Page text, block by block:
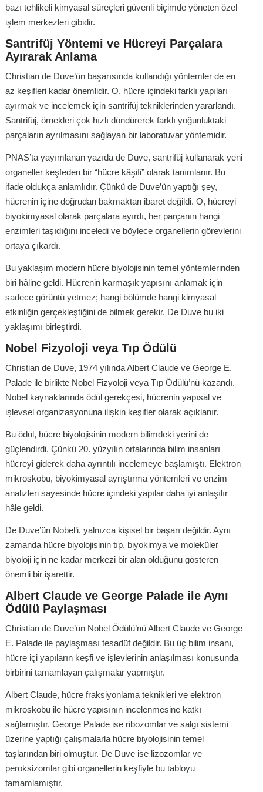
bazı tehlikeli kimyasal süreçleri güvenli biçimde yöneten özel
işlem merkezleri gibidir.
Santrifüj Yöntemi ve Hücreyi Parçalara
Ayırarak Anlama
Christian de Duve’ün başarısında kullandığı yöntemler de en
az keşifleri kadar önemlidir. O, hücre içindeki farklı yapıları
ayırmak ve incelemek için santrifüj tekniklerinden yararlandı.
Santrifüj, örnekleri çok hızlı döndürerek farklı yoğunluktaki
parçaların ayrılmasını sağlayan bir laboratuvar yöntemidir.
PNAS’ta yayımlanan yazıda de Duve, santrifüj kullanarak yeni
organeller keşfeden bir “hücre kâşifi” olarak tanımlanır. Bu
ifade oldukça anlamlıdır. Çünkü de Duve’ün yaptığı şey,
hücrenin içine doğrudan bakmaktan ibaret değildi. O, hücreyi
biyokimyasal olarak parçalara ayırdı, her parçanın hangi
enzimleri taşıdığını inceledi ve böylece organellerin görevlerini
ortaya çıkardı.
Bu yaklaşım modern hücre biyolojisinin temel yöntemlerinden
biri hâline geldi. Hücrenin karmaşık yapısını anlamak için
sadece görüntü yetmez; hangi bölümde hangi kimyasal
etkinliğin gerçekleştiğini de bilmek gerekir. De Duve bu iki
yaklaşımı birleştirdi.
Nobel Fizyoloji veya Tıp Ödülü
Christian de Duve, 1974 yılında Albert Claude ve George E.
Palade ile birlikte Nobel Fizyoloji veya Tıp Ödülü’nü kazandı.
Nobel kaynaklarında ödül gerekçesi, hücrenin yapısal ve
işlevsel organizasyonuna ilişkin keşifler olarak açıklanır.
Bu ödül, hücre biyolojisinin modern bilimdeki yerini de
güçlendirdi. Çünkü 20. yüzyılın ortalarında bilim insanları
hücreyi giderek daha ayrıntılı incelemeye başlamıştı. Elektron
mikroskobu, biyokimyasal ayrıştırma yöntemleri ve enzim
analizleri sayesinde hücre içindeki yapılar daha iyi anlaşılır
hâle geldi.
De Duve’ün Nobel’i, yalnızca kişisel bir başarı değildir. Aynı
zamanda hücre biyolojisinin tıp, biyokimya ve moleküler
biyoloji için ne kadar merkezi bir alan olduğunu gösteren
önemli bir işarettir.
Albert Claude ve George Palade ile Aynı
Ödülü Paylaşması
Christian de Duve’ün Nobel Ödülü’nü Albert Claude ve George
E. Palade ile paylaşması tesadüf değildir. Bu üç bilim insanı,
hücre içi yapıların keşfi ve işlevlerinin anlaşılması konusunda
birbirini tamamlayan çalışmalar yapmıştır.
Albert Claude, hücre fraksiyonlama teknikleri ve elektron
mikroskobu ile hücre yapısının incelenmesine katkı
sağlamıştır. George Palade ise ribozomlar ve salgı sistemi
üzerine yaptığı çalışmalarla hücre biyolojisinin temel
taşlarından biri olmuştur. De Duve ise lizozomlar ve
peroksizomlar gibi organellerin keşfiyle bu tabloyu
tamamlamıştır.